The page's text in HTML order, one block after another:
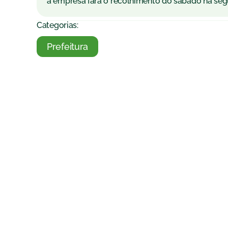
Categorias:
Prefeitura